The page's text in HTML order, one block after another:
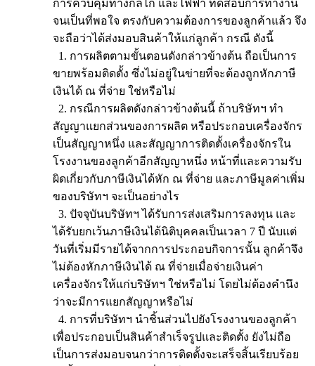
การควบคุมทางกลไก และไฟฟ้า ทดสอบการทำงาน
จนเป็นที่พอใจ ตรงกับความต้องการของลูกค้าแล้ว จึง
จะถือว่าได้ส่งมอบสินค้าให้แก่ลูกค้า กรณี ดังนี้
1. การผลิตตามขั้นตอนดังกล่าวข้างต้น ถือเป็นการ
ขายพร้อมติดตั้ง ซึ่งไม่อยู่ในข่ายที่จะต้องถูกหักภาษี
เงินได้ ณ ที่จ่าย ใช่หรือไม่
2. กรณีการผลิตดังกล่าวข้างต้นนี้ ถ้าบริษัทฯ ทำ
สัญญาแยกส่วนของการผลิต หรือประกอบเครื่องจักร
เป็นสัญญาหนึ่ง และสัญญาการติดตั้งเครื่องจักรใน
โรงงานของลูกค้าอีกสัญญาหนึ่ง หน้าที่และความรับ
ผิดเกี่ยวกับภาษีเงินได้หัก ณ ที่จ่าย และภาษีมูลค่าเพิ่ม
ของบริษัทฯ จะเป็นอย่างไร
3. ปัจจุบันบริษัทฯ ได้รับการส่งเสริมการลงทุน และ
ได้รับยกเว้นภาษีเงินได้นิติบุคคลเป็นเวลา 7 ปี นับแต่
วันที่เริ่มมีรายได้จากการประกอบกิจการนั้น ลูกค้าจึง
ไม่ต้องหักภาษีเงินได้ ณ ที่จ่ายเมื่อจ่ายเงินค่า
เครื่องจักรให้แก่บริษัทฯ ใช่หรือไม่ โดยไม่ต้องคำนึง
ว่าจะมีการแยกสัญญาหรือไม่
4. การที่บริษัทฯ นำชิ้นส่วนไปยังโรงงานของลูกค้า
เพื่อประกอบเป็นสินค้าสำเร็จรูปและติดตั้ง ยังไม่ถือ
เป็นการส่งมอบจนกว่าการติดตั้งจะเสร็จสิ้นเรียบร้อย